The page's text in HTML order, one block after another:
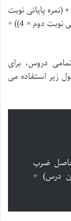
پایانی نوبت
اول × 2) + نمره مستمر نوبت دوم + (نمره پایانی نوبت دوم × 4)) ÷
دروس، برای
زیر استفاده می
ضرب
درس) ÷